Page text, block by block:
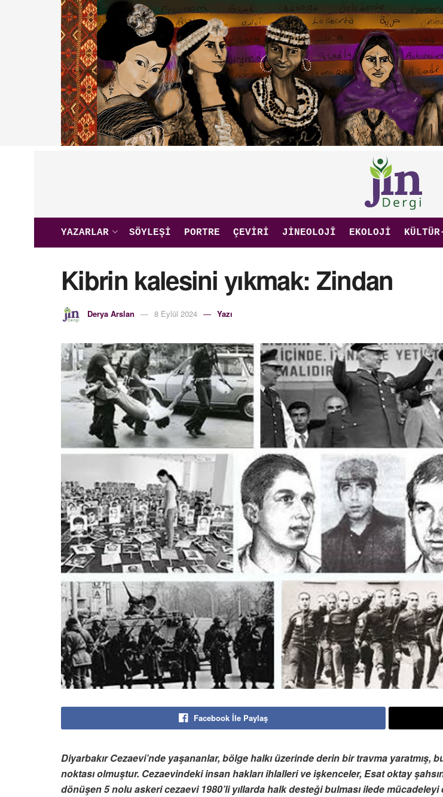
YAZARLAR SÖYLEŞI PORTRE ÇEVIRI JINEOLOJÎ EKOLOJI
Kibrin kalesini yıkmak: Zindan
Derya Arslan 8 Eylül 2024 Yazı
Facebook İle Paylaş
Diyarbakır Cezaevi’nde yaşananlar, bölge halkı üzerinde derin bir travma
noktası olmuştur. Cezaevindeki insan hakları ihlalleri ve işkenceler, Esat oktay
dönüşen 5 nolu askeri cezaevi 1980’li yıllarda halk desteği bulması ilede